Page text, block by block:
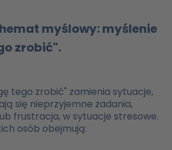
myślowy: myślenie
zrobić".
tego zrobić" zamienia sytuacje,
się nieprzyjemne zadania,
frustracja, w sytuacje stresowe.
osób obejmują: